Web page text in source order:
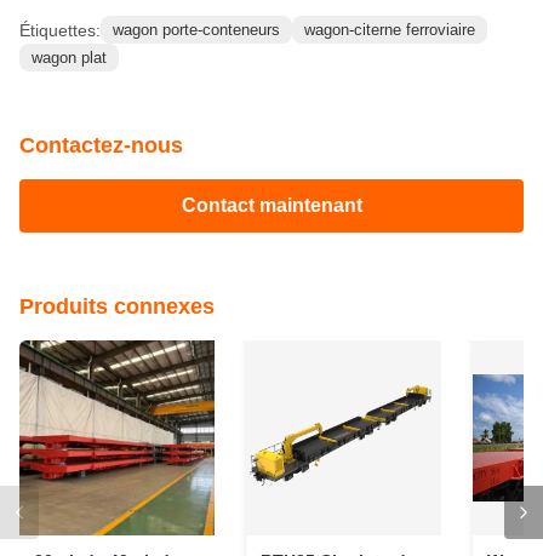
Étiquettes: wagon porte-conteneurs
wagon-citerne ferroviaire
wagon plat
Contactez-nous
Contact maintenant
Produits connexes